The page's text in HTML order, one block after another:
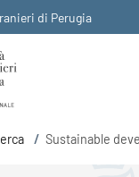
di Perugia
pane
/ Sustainable